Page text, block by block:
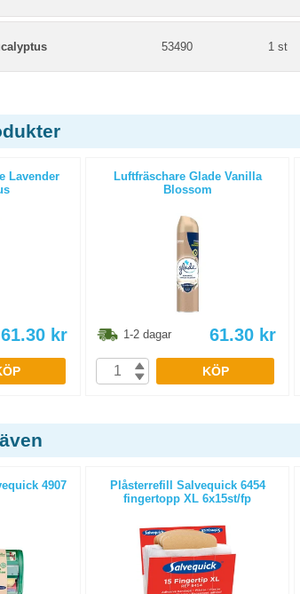
53490 1 st
Lavender
61.30 kr
Luftfräschare Glade Vanilla
Blossom
1-2 dagar 61.30 kr
KÖP
4907
Plåsterrefill Salvequick 6454
fingertopp XL 6x15st/fp